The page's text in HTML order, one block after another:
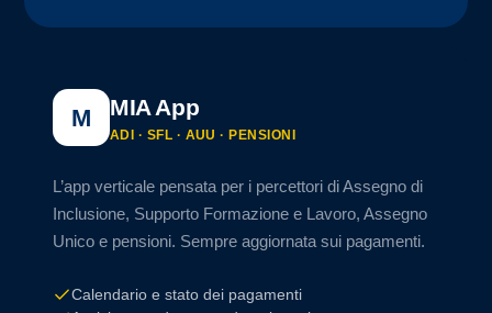
M MIA App
ADI · SFL · AUU · PENSIONI
L’app verticale pensata per i percettori di Assegno di
Inclusione, Supporto Formazione e Lavoro, Assegno
Unico e pensioni. Sempre aggiornata sui pagamenti.
Calendario e stato dei pagamenti